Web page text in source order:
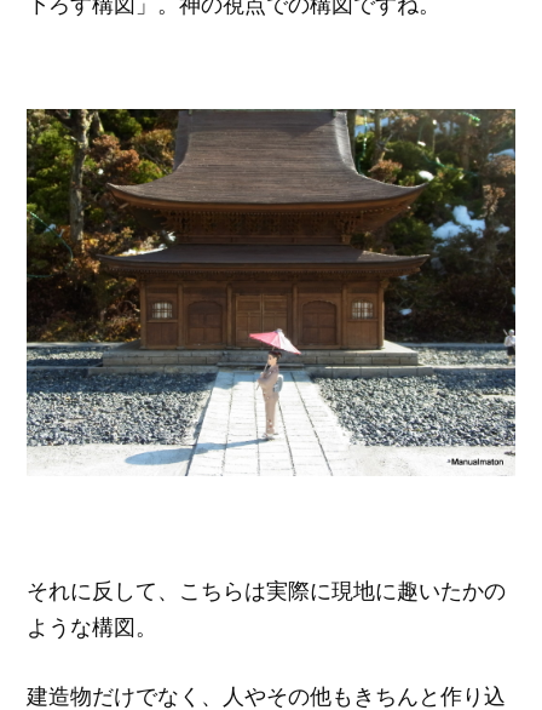
それに反して、こちらは実際に現地に趣いたかの
ような構図。
建造物だけでなく、人やその他もきちんと作り込